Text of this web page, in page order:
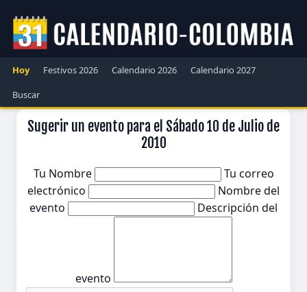
Hoy Festivos 2026 Calendario 2026
Calendario 2027
Buscar
Sugerir un evento para el Sábado 10 de Julio de
2010
Tu Nombre
Tu correo
electrónico
Nombre del
evento
Descripción del
evento